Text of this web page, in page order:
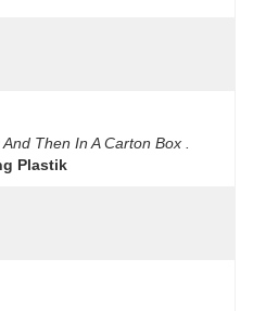
Then In A Carton Box .
Plastik